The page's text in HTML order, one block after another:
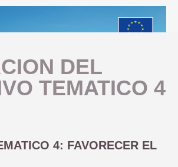
DEL
TEMATICO 4
4: FAVORECER EL